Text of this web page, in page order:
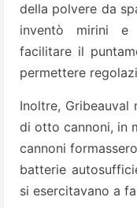
della polvere da
inventò mirini e
facilitare il
permettere
Inoltre, Gribeauval
di otto cannoni, in
cannoni
batterie
si esercitavano a